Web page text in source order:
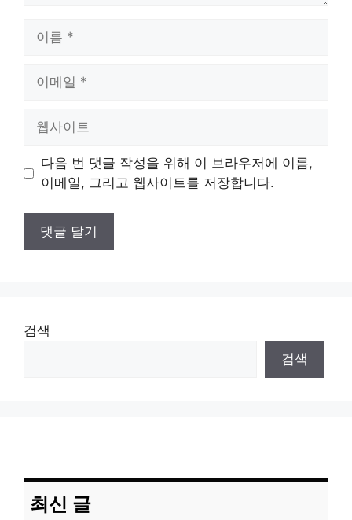
트
다음 번 댓글 작성을 위해 이 브라우저에 이름,
이메일, 그리고 웹사이트를 저장합니다.
검색
검색
최신 글